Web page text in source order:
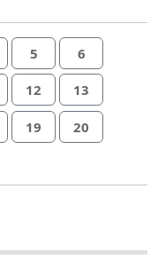
5 6
12 13
19 20